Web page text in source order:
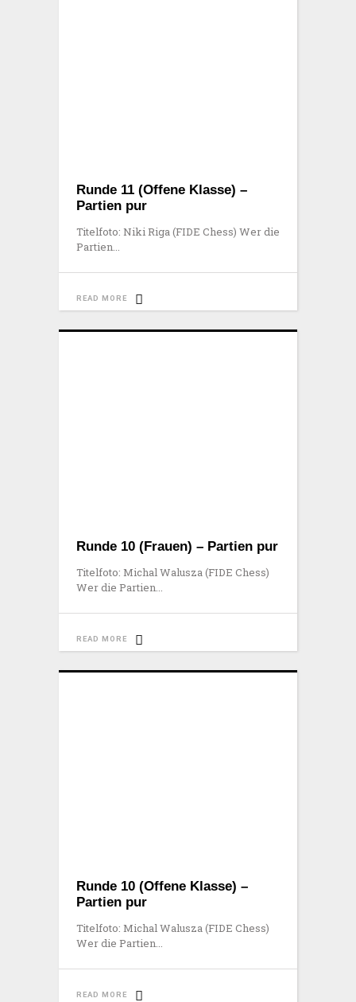
Runde 11 (Offene Klasse) –
Partien pur
Titelfoto: Niki Riga (FIDE Chess) Wer die
Partien
READ MORE
Runde 10 (Frauen) – Partien pur
Titelfoto: Michal Walusza (FIDE Chess)
Wer die Partien
READ MORE
Runde 10 (Offene Klasse) –
Partien pur
Titelfoto: Michal Walusza (FIDE Chess)
Wer die Partien
READ MORE